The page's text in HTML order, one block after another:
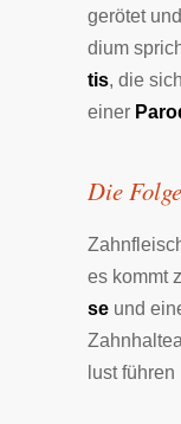
gerötet
dium
tis, die
einer
Die
es kommt
se und
lust füh­ren